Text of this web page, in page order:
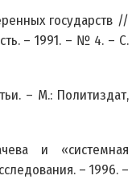
государств //
– 1991. – № 4. – С.
– М.: Политиздат,
и «системная
– 1996. –